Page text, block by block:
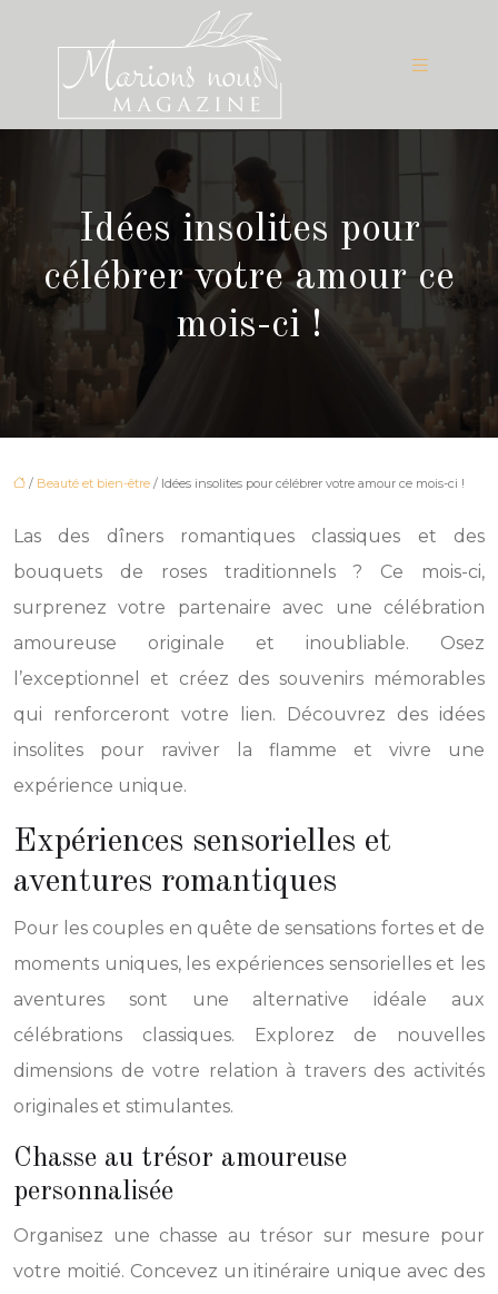
Idées insolites pour
célébrer votre amour ce
mois-ci !
/ Beauté et bien-être / Idées insolites pour célébrer votre amour ce mois-ci !
Las des dîners romantiques classiques et des
bouquets de roses traditionnels ? Ce mois-ci,
surprenez votre partenaire avec une célébration
amoureuse originale et inoubliable. Osez
l’exceptionnel et créez des souvenirs mémorables
qui renforceront votre lien. Découvrez des idées
insolites pour raviver la flamme et vivre une
expérience unique.
Expériences sensorielles et
aventures romantiques
Pour les couples en quête de sensations fortes et de
moments uniques, les expériences sensorielles et les
aventures sont une alternative idéale aux
célébrations classiques. Explorez de nouvelles
dimensions de votre relation à travers des activités
originales et stimulantes.
Chasse au trésor amoureuse
personnalisée
Organisez une chasse au trésor sur mesure pour
votre moitié. Concevez un itinéraire unique avec des